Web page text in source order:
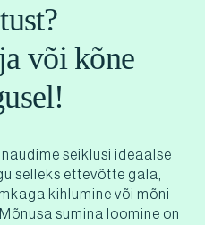
või kõne
seiklusi ideaalse
selleks ettevõtte gala,
kihlumine või mõni
sumina loomine on